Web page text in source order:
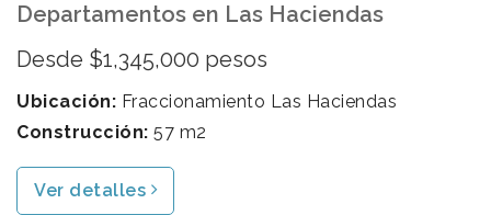
Departamentos en Las Haciendas
Desde $1,345,000 pesos
Ubicación: Fraccionamiento Las Haciendas
Construcción: 57 m2
Ver detalles